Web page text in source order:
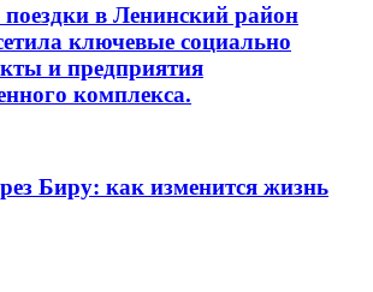
поездки в Ленинский район
ключевые социально
и предприятия
комплекса.
Биру: как изменится жизнь